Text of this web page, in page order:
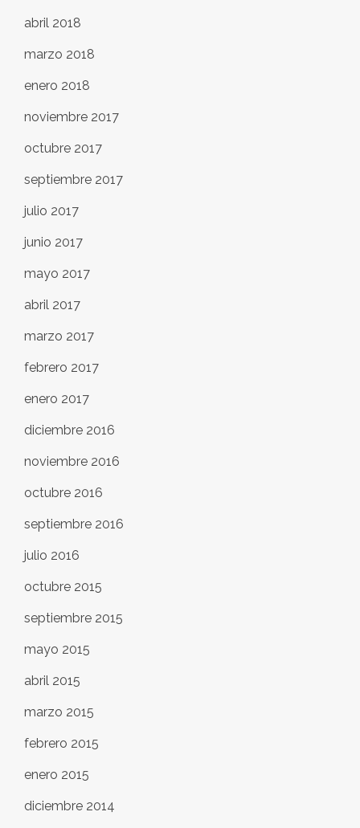
abril 2018
marzo 2018
enero 2018
noviembre 2017
octubre 2017
septiembre 2017
julio 2017
junio 2017
mayo 2017
abril 2017
marzo 2017
febrero 2017
enero 2017
diciembre 2016
noviembre 2016
octubre 2016
septiembre 2016
julio 2016
octubre 2015
septiembre 2015
mayo 2015
abril 2015
marzo 2015
febrero 2015
enero 2015
diciembre 2014